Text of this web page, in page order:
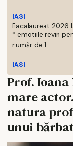
IASI
Bacalaureat 2026
* emotiile revin
număr de 1 ...
IASI
Prof.
mare
natura
unui